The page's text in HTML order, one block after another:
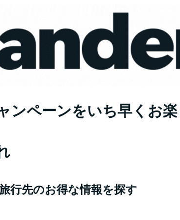
ンペーンをいち早くお
行先のお得な情報を探す